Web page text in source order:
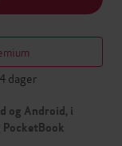
dager
og Android, i
PocketBook